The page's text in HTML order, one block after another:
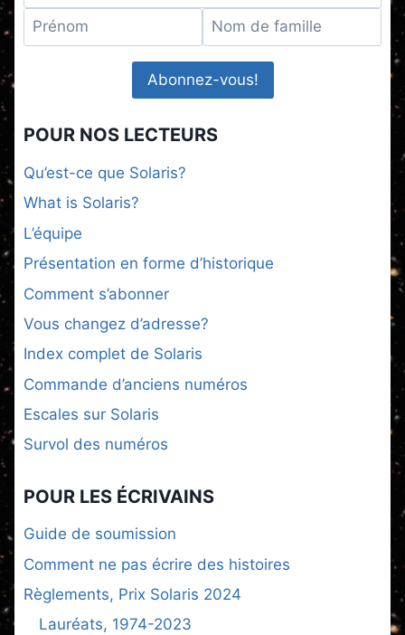
POUR NOS LECTEURS
Qu’est-ce que Solaris?
What is Solaris?
L’équipe
Présentation en forme d’historique
Comment s’abonner
Vous changez d’adresse?
Index complet de Solaris
Commande d’anciens numéros
Escales sur Solaris
Survol des numéros
POUR LES ÉCRIVAINS
Guide de soumission
Comment ne pas écrire des histoires
Règlements, Prix Solaris 2024
Lauréats, 1974-2023